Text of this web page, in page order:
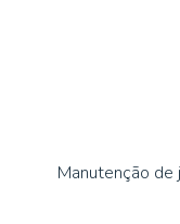
Manutenção de